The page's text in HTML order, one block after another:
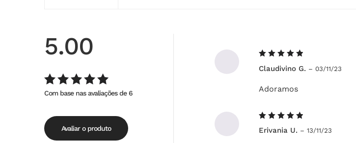
5.00
Avaliação
5
Com base nas avaliações de 6
Avaliar o produto
5de 5
Claudivino G. – 03/11/23
Adoramos
5de 5
Erivania U. – 13/11/23